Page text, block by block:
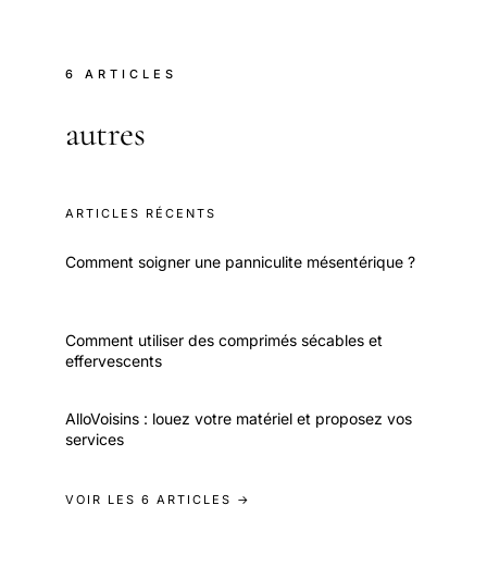
6 ARTICLES
autres
ARTICLES RÉCENTS
Comment soigner une panniculite mésentérique ?
Comment utiliser des comprimés sécables et
effervescents
AlloVoisins : louez votre matériel et proposez vos
services
VOIR LES 6 ARTICLES →